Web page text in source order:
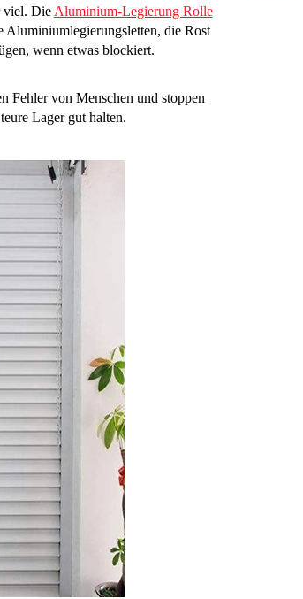
viel. Die Aluminium-Legierung Rolle
Aluminiumlegierungsletten, die Rost
wenn etwas blockiert.
Fehler von Menschen und stoppen
Lager gut halten.